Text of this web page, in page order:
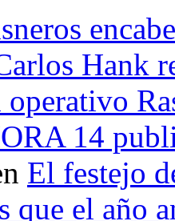
Hank
operativo
14
El festejo
que el año